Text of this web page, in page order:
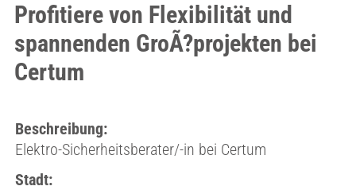
Profitiere von Flexibilität und
spannenden GroÃ?projekten bei
Certum
Beschreibung:
Elektro-Sicherheitsberater/-in bei Certum
Stadt: